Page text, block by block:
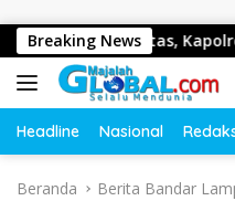
Breaking News
Lalu Lintas, Kapolres Ajak
Headline Nasional
Beranda Berita Bandar